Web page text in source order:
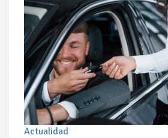
Actualidad